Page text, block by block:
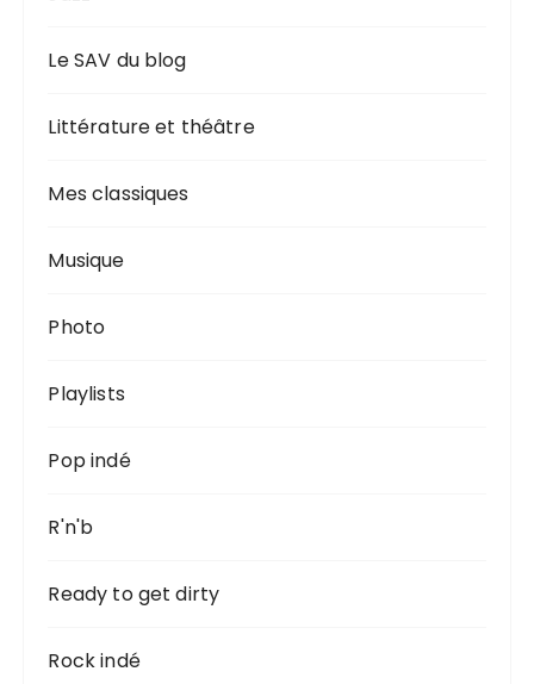
Le SAV du blog
Littérature et théâtre
Mes classiques
Musique
Photo
Playlists
Pop indé
R'n'b
Ready to get dirty
Rock indé